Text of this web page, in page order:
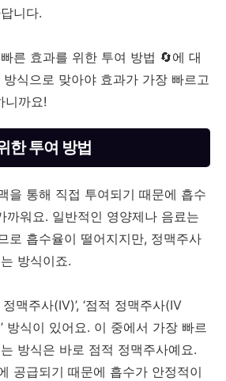
니다.
른 효과를 위한 투여 방법 🔄에 대
식으로 맞아야 효과가 가장 빠르고
니까요!
한 투여 방법
을 통해 직접 투여되기 때문에 흡수
까워요. 일반적인 영양제나 음료는
로 흡수율이 떨어지지만, 정맥주사
방식이죠.
맥주사(IV)’, ‘점적 정맥주사(IV
방식이 있어요. 이 중에서 가장 빠르
방식은 바로 점적 정맥주사예요.
공급되기 때문에 흡수가 안정적이